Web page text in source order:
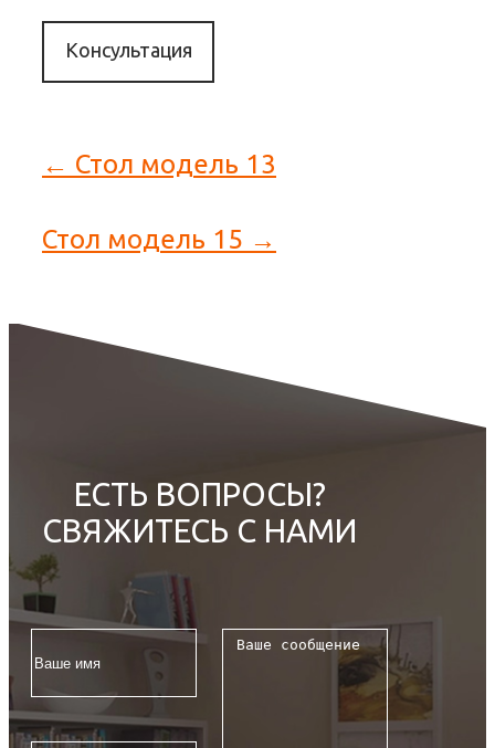
Консультация
← Стол модель 13
Стол модель 15 →
ЕСТЬ ВОПРОСЫ?
СВЯЖИТЕСЬ С НАМИ